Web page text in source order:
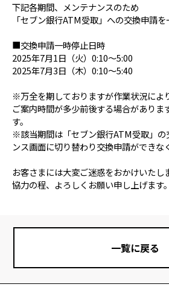
下記各期間、メンテナンスのため
「セブン銀行ATM受取」への交換申請を
■交換申請一時停止日時
2025年7月1日（火）0:10〜5:00
2025年7月3日（木）0:10〜5:40
※万全を期しておりますが作業状況によ
ご案内時間が多少前後する場合がありま
す。
※該当期間は「セブン銀行ATM受取」の
ンス画面に切り替わり交換申請ができな
お客さまには大変ご迷惑をおかけいたし
協力の程、よろしくお願い申し上げます。
一覧に戻る